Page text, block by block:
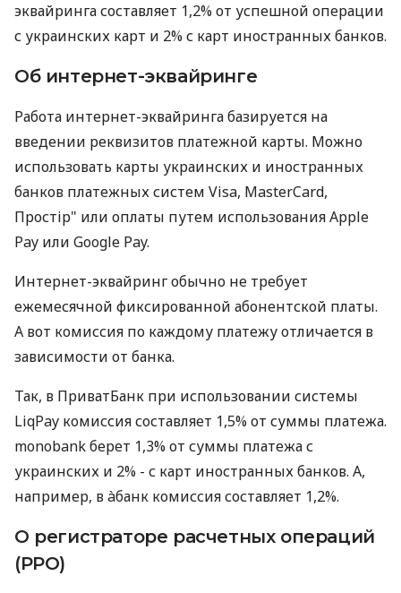
эквайринга составляет 1,2% от успешной операции
с украинских карт и 2% с карт иностранных банков.
Об интернет-эквайринге
Работа интернет-эквайринга базируется на
введении реквизитов платежной карты. Можно
использовать карты украинских и иностранных
банков платежных систем Visa, MasterCard,
Простір" или оплаты путем использования Apple
Pay или Google Pay.
Интернет-эквайринг обычно не требует
ежемесячной фиксированной абонентской платы.
А вот комиссия по каждому платежу отличается в
зависимости от банка.
Так, в ПриватБанк при использовании системы
LiqPay комиссия составляет 1,5% от суммы платежа.
monobank берет 1,3% от суммы платежа с
украинских и 2% - с карт иностранных банков. А,
например, в àбанк комиссия составляет 1,2%.
О регистраторе расчетных операций
(РРО)